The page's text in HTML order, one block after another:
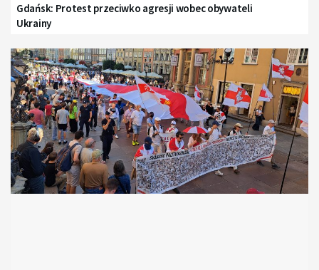
Gdańsk: Protest przeciwko agresji wobec obywateli
Ukrainy